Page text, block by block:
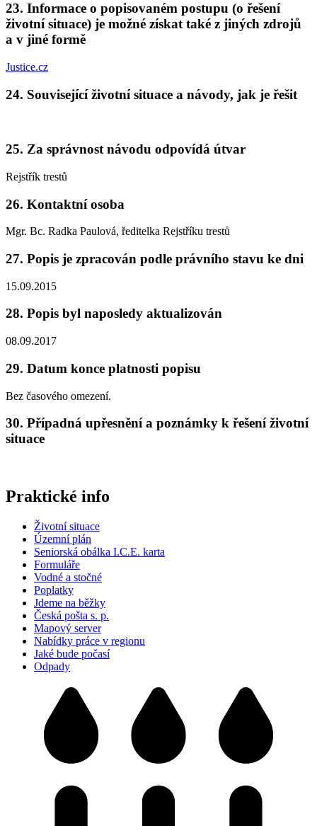
23. Informace o popisovaném postupu (o řešení
životní situace) je možné získat také z jiných zdrojů
a v jiné formě
Justice.cz
24. Související životní situace a návody, jak je řešit
25. Za správnost návodu odpovídá útvar
Rejstřík trestů
26. Kontaktní osoba
Mgr. Bc. Radka Paulová, ředitelka Rejstříku trestů
27. Popis je zpracován podle právního stavu ke dni
15.09.2015
28. Popis byl naposledy aktualizován
08.09.2017
29. Datum konce platnosti popisu
Bez časového omezení.
30. Případná upřesnění a poznámky k řešení životní
situace
Praktické info
Životní situace
Územní plán
Seniorská obálka I.C.E. karta
Formuláře
Vodné a stočné
Poplatky
Jdeme na běžky
Česká pošta s. p.
Mapový server
Nabídky práce v regionu
Jaké bude počasí
Odpady